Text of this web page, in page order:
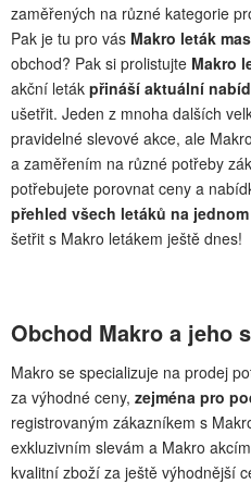
zaměřených na různé kategorie
Pak je tu pro vás Makro leták
obchod? Pak si prolistujte Makro
akční leták přináší aktuální
ušetřit. Jeden z mnoha dalších
pravidelné slevové akce, ale
a zaměřením na různé potřeby
potřebujete porovnat ceny a
přehled všech letáků na
šetřit s Makro letákem ještě dnes!
Obchod Makro a jeho
Makro se specializuje na prodej
za výhodné ceny, zejména pro
registrovaným zákazníkem s
exkluzivním slevám a Makro
kvalitní zboží za ještě výhodnější